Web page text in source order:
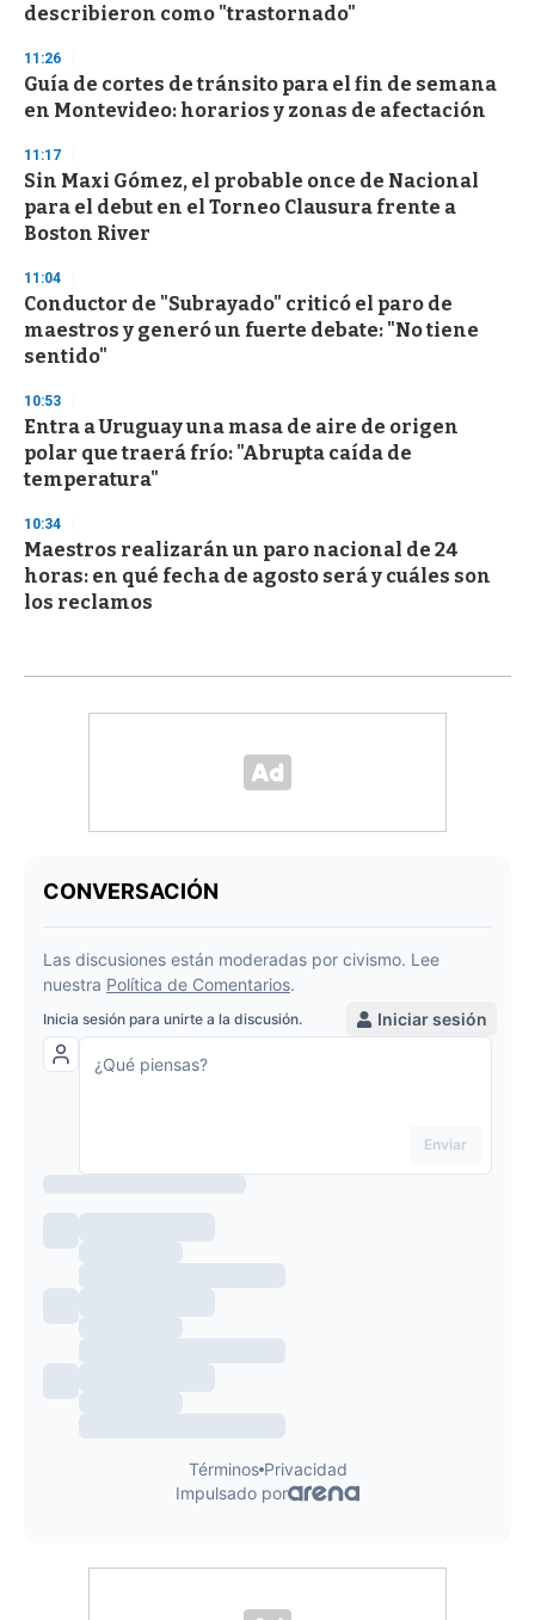
describieron como "trastornado"
11:26
Guía de cortes de tránsito para el fin de semana
en Montevideo: horarios y zonas de afectación
11:17
Sin Maxi Gómez, el probable once de Nacional
para el debut en el Torneo Clausura frente a
Boston River
11:04
Conductor de "Subrayado" criticó el paro de
maestros y generó un fuerte debate: "No tiene
sentido"
10:53
Entra a Uruguay una masa de aire de origen
polar que traerá frío: "Abrupta caída de
temperatura"
10:34
Maestros realizarán un paro nacional de 24
horas: en qué fecha de agosto será y cuáles son
los reclamos